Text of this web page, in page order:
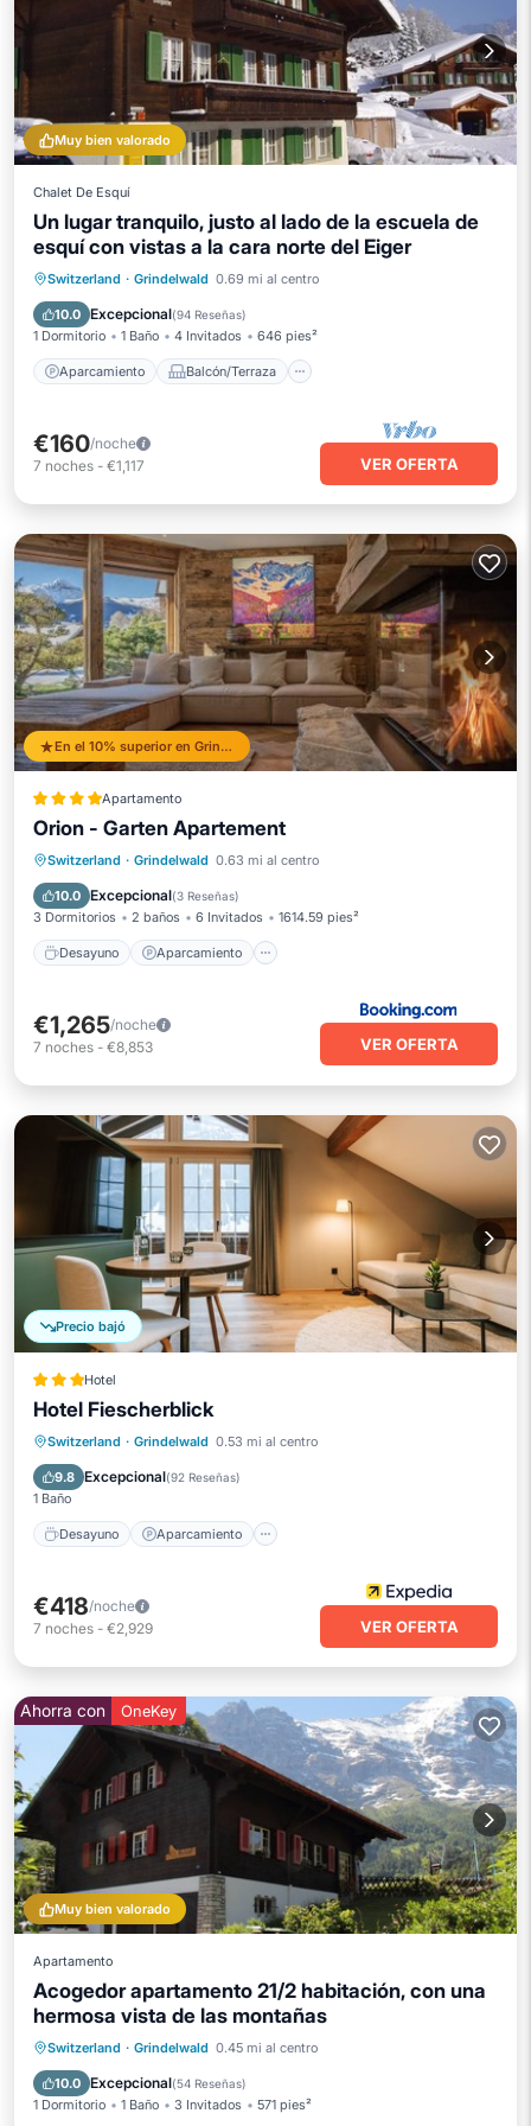
Muy bien valorado
Chalet De Esquí
Un lugar tranquilo, justo al lado de la escuela de
esquí con vistas a la cara norte del Eiger
Switzerland · Grindelwald 0.69 mi al centro
10.0 Excepcional(94 Reseñas)
1 Dormitorio 1 Baño 4 Invitados 646 pies²
Aparcamiento Balcón/Terraza
Aparcamiento
Balcón/Terraza
Cocina
Internet
€160/noche
7 noches - €1,117 VER OFERTA
En el 10% superior en Grindelwald
Apartamento
Orion - Garten Apartement
Switzerland · Grindelwald 0.63 mi al centro
10.0 Excepcional(3 Reseñas)
3 Dormitorios 2 baños 6 Invitados 1614.59 pies²
Desayuno Aparcamiento
Desayuno Aparcamiento
Balcón/Terraza
€1,265/noche
7 noches - €8,853 VER OFERTA
Precio bajó
Hotel
Hotel Fiescherblick
Switzerland · Grindelwald 0.53 mi al centro
9.8 Excepcional(92 Reseñas)
1 Baño
Desayuno Aparcamiento
Desayuno Aparcamiento
Balcón/Terraza
€418/noche
7 noches - €2,929 VER OFERTA
Muy bien valorado
Ahorra con OneKey
Apartamento
Acogedor apartamento 21/2 habitación, con una
hermosa vista de las montañas
Switzerland · Grindelwald 0.45 mi al centro
10.0 Excepcional(54 Reseñas)
1 Dormitorio 1 Baño 3 Invitados 571 pies²
Aparcamiento
Balcón/Terraza
Cocina
Internet